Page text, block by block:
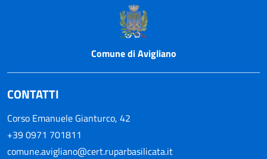
Informazioni di footer WebGis
Comune di Avigliano
CONTATTI
Corso Emanuele Gianturco, 42
+39 0971 701811
comune.avigliano@cert.ruparbasilicata.it